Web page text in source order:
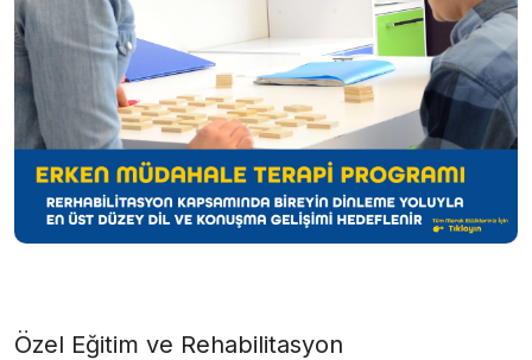
Özel Eğitim ve Rehabilitasyon